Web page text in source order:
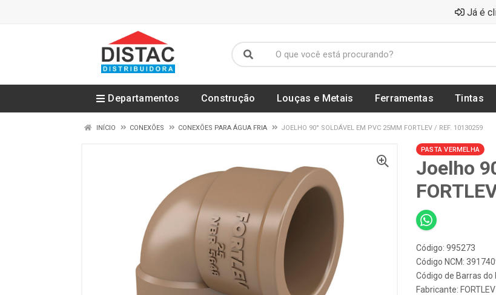
Já é
Departamentos Construção Louças e Metais Ferramentas Tintas
INÍCIO CONEXÕES CONEXÕES PARA ÁGUA FRIA JOELHO 90° SOLDÁVEL EM PVC 25MM FORTLEV / REF. 10130259
PASTA VERMELHA
Joelho
Código: 995273
Código NCM:
Código de Barras
Fabricante: